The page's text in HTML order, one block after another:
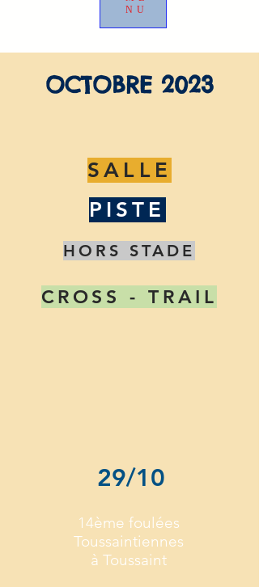
NU
OCTOBRE 2023
SALLE
PISTE
HORS STADE
CROSS - TRAIL
29/10
14ème foulées
Toussaintiennes
à Toussaint